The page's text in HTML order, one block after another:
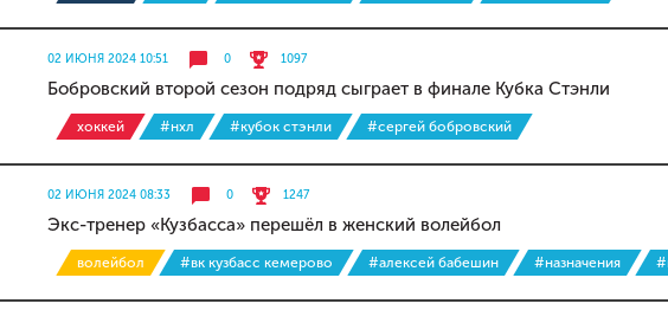
02 ИЮНЯ 2024 10:51 0 1097
Бобровский второй сезон подряд сыграет в финале Кубка Стэнли
хоккей #нхл #кубок стэнли #сергей бобровский
02 ИЮНЯ 2024 08:33 0 1247
Экс-тренер «Кузбасса» перешёл в женский волейбол
волейбол #вк кузбасс кемерово #алексей бабешин #назначения